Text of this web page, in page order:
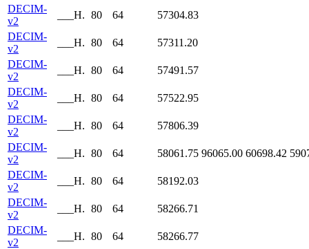
DECIM-
v2
___H. 80 64
57304.83
DECIM-
v2
___H. 80 64
57311.20
DECIM-
v2
___H. 80 64
57491.57
DECIM-
v2
___H. 80 64
57522.95
DECIM-
v2
___H. 80 64
57806.39
DECIM-
v2
___H. 80 64 58061.75 96065.00 60698.42
DECIM-
v2
___H. 80 64
58192.03
DECIM-
v2
___H. 80 64
58266.71
DECIM-
v2
___H. 80 64
58266.77